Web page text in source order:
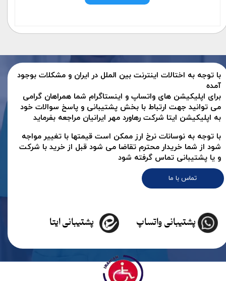
تماس با ما
با توجه به اختالات اینترنت بین الملل در ایران و مشکلات بوجود
آمده
برای اپلیکیشن های واتساپ و اینستاگرام شما همراهان گرامی
می توانید جهت ارتباط با بخش پشتیبانی و پاسخ سوالات خود
به اپلیکیشن ایتا شرکت رهاورد مهر ایرانیان مراجعه بفرماید
پشتیبانی ایتا پشتیبانی واتساپ
با توجه به نوسانات نرخ ارز ممکن است قیمتها با تغییر مواجه
شود از شما خریدار محترم تقاضا می شود قبل از خرید با شرکت
و یا پشتیبانی تماس گرفته شود